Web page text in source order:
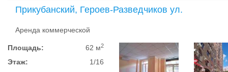
Прикубанский, Героев-Разведчиков ул.
Аренда коммерческой
Площадь: 62 м2
Этаж: 1/16